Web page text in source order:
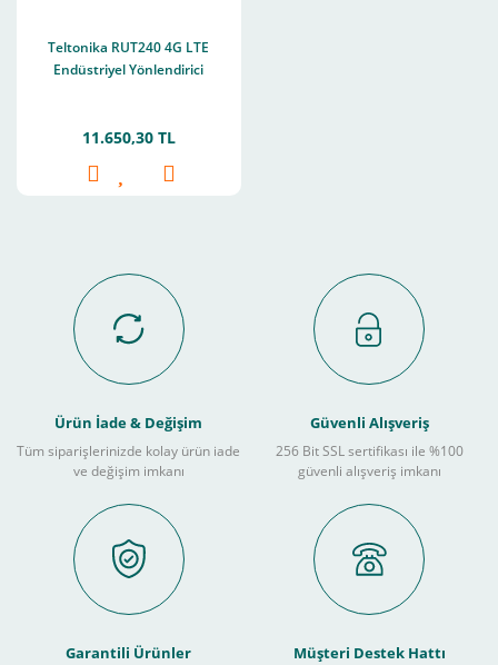
Teltonika RUT240 4G LTE
Endüstriyel Yönlendirici
11.650,30 TL
Ürün İade & Değişim
Tüm siparişlerinizde kolay ürün iade
ve değişim imkanı
Güvenli Alışveriş
256 Bit SSL sertifikası ile %100
güvenli alışveriş imkanı
Garantili Ürünler Müşteri Destek Hattı